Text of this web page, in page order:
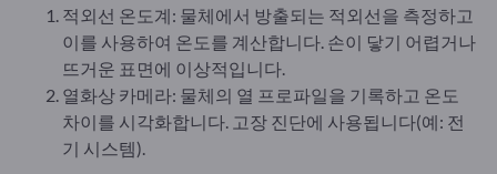
적외선 온도계: 물체에서 방출되는 적외선을 측정하고
이를 사용하여 온도를 계산합니다. 손이 닿기 어렵거나
뜨거운 표면에 이상적입니다.
열화상 카메라: 물체의 열 프로파일을 기록하고 온도
차이를 시각화합니다. 고장 진단에 사용됩니다(예: 전
기 시스템).